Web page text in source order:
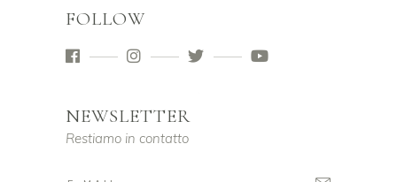
FOLLOW
NEWSLETTER
Restiamo in contatto